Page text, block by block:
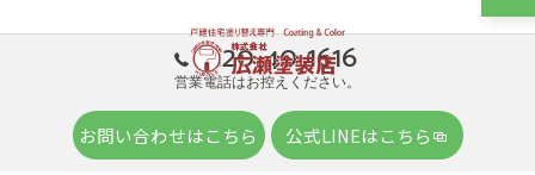
0120-40-1616
営業電話はお控えください。
お問い合わせはこちら 公式LINEはこちら
© 2026 兵庫県神戸市北区の外壁塗装は株式会社広瀬塗装店 ALL RIGHTS
RESERVED.